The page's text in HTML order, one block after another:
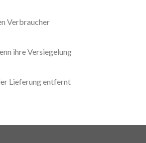
Verbraucher
ihre Versiegelung
Lieferung entfernt